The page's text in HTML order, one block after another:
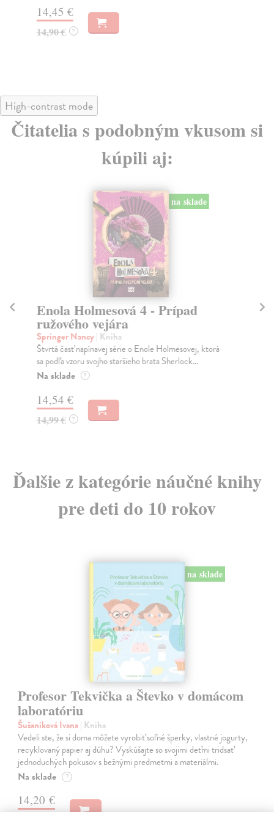
14,45 €
14,90 € ?
High-contrast mode
Čitatelia s podobným vkusom si
kúpili aj:
na sklade
Enola Holmesová 4 - Prípad
ružového vejára
Springer Nancy| Kniha
Štvrtá časť napínavej série o Enole Holmesovej, ktorá
sa podľa vzoru svojho staršieho brata Sherlock...
Na sklade ?
14,54 €
14,99 € ?
Ďalšie z kategórie náučné knihy
pre deti do 10 rokov
na sklade
Profesor Tekvička a Števko v domácom
laboratóriu
Šušaníková Ivana| Kniha
Vedeli ste, že si doma môžete vyrobiť soľné šperky, vlastné jogurty,
recyklovaný papier aj dúhu? Vyskúšajte so svojimi deťmi tridsať
jednoduchých pokusov s bežnými predmetmi a materiálmi.
Na sklade ?
14,20 €